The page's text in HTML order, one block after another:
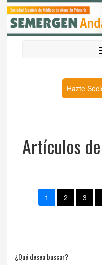
Hazte
Artículos
1 2 3
¿Qué desea buscar?